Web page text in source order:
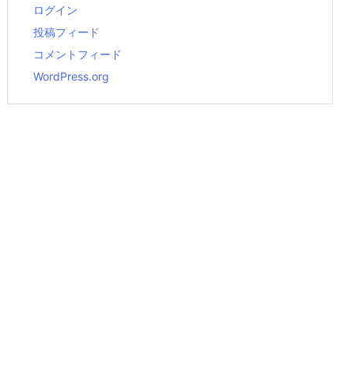
ログイン
投稿フィード
コメントフィード
WordPress.org